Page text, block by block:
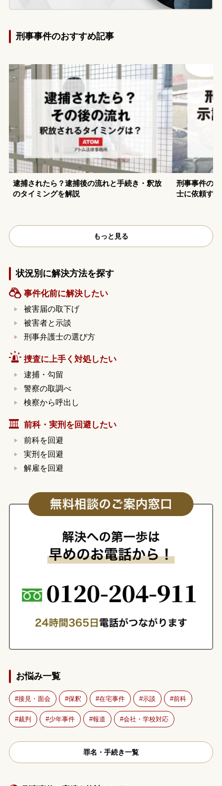
刑事事件のおすすめ記事
逮捕されたら？逮捕後の流れと手続き・釈放
のタイミングを解説
刑事事件の
士に依頼す
もっと見る
状況別に解決方法を探す
事件化前に解決したい
被害届の取下げ
被害者と示談
刑事弁護士の選び方
捜査に上手く対処したい
逮捕・勾留
警察の取調べ
検察から呼出し
前科・実刑を回避したい
前科を回避
実刑を回避
解雇を回避
お悩み一覧
接見・面会 保釈 在宅事件 示談 前科
裁判 少年事件 報道 会社・学校対応
罪名・手続き一覧